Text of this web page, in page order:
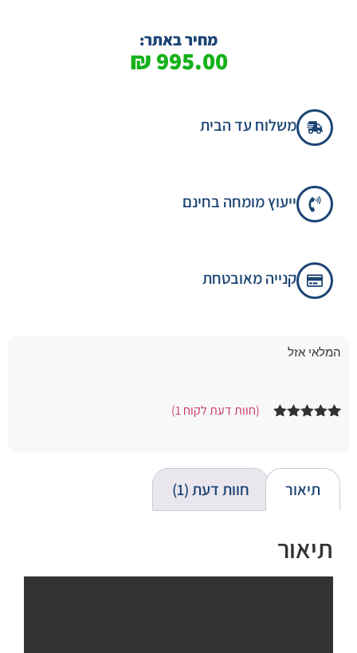
מחיר באתר:
995.00
₪
משלוח עד הבית
ייעוץ מומחה בחינם
קנייה מאובטחת
המלאי אזל
דירוגים של
לקוחות
(חוות דעת לקוח1
)
תיאור חוות דעת (1)
תיאור